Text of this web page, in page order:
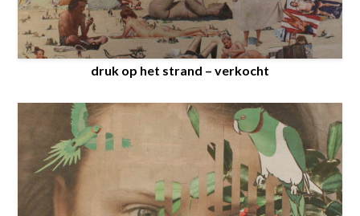
druk op het strand – verkocht